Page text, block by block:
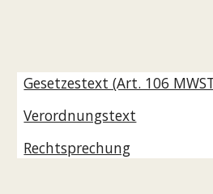
Gesetzestext (Art. 106
Verordnungstext
Rechtsprechung